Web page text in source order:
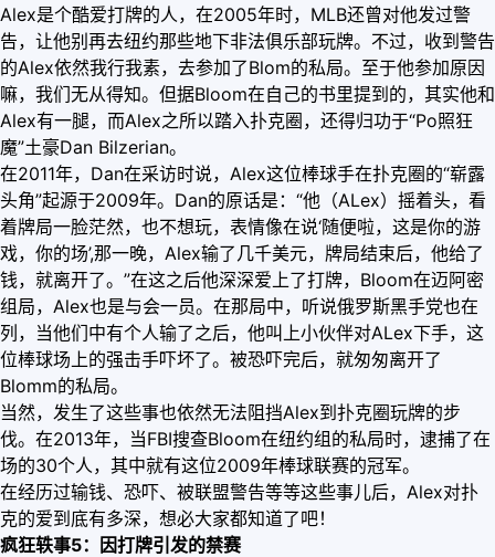
Alex是个酷爱打牌的人，在2005年时，MLB还曾对他发过警
告，让他别再去纽约那些地下非法俱乐部玩牌。不过，收到警告
的Alex依然我行我素，去参加了Blom的私局。至于他参加原因
嘛，我们无从得知。但据Bloom在自己的书里提到的，其实他和
Alex有一腿，而Alex之所以踏入扑克圈，还得归功于“Po照狂
魔”土豪Dan Bilzerian。
在2011年，Dan在采访时说，Alex这位棒球手在扑克圈的“崭露
头角”起源于2009年。Dan的原话是：“他（ALex）摇着头，看
着牌局一脸茫然，也不想玩，表情像在说‘随便啦，这是你的游
戏，你的场’,那一晚，Alex输了几千美元，牌局结束后，他给了
钱，就离开了。”在这之后他深深爱上了打牌，Bloom在迈阿密
组局，Alex也是与会一员。在那局中，听说俄罗斯黑手党也在
列，当他们中有个人输了之后，他叫上小伙伴对ALex下手，这
位棒球场上的强击手吓坏了。被恐吓完后，就匆匆离开了
Blomm的私局。
当然，发生了这些事也依然无法阻挡Alex到扑克圈玩牌的步
伐。在2013年，当FBI搜查Bloom在纽约组的私局时，逮捕了在
场的30个人，其中就有这位2009年棒球联赛的冠军。
在经历过输钱、恐吓、被联盟警告等等这些事儿后，Alex对扑
克的爱到底有多深，想必大家都知道了吧！
疯狂轶事5：因打牌引发的禁赛